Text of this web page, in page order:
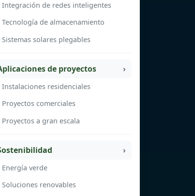
Integración de redes inteligentes
Tecnología de almacenamiento
Sistemas solares plegables
de proyectos
Instalaciones residenciales
Proyectos comerciales
Proyectos a gran escala
Energía verde
Soluciones renovables